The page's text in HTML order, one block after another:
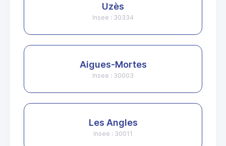
Uzès
Insee : 30334
Aigues-Mortes
Insee : 30003
Les Angles
Insee : 30011